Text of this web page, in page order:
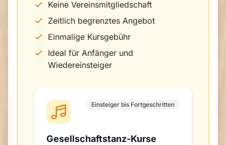
Keine Vereinsmitgliedschaft
Zeitlich begrenztes Angebot
Einmalige Kursgebühr
Ideal für Anfänger und
Wiedereinsteiger
Einsteiger bis Fortgeschritten
Gesellschaftstanz-Kurse